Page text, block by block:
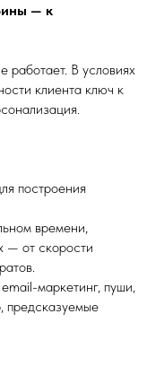
— к
работает. В условиях
клиента ключ к
построения
времени,
— от скорости
маркетинг, пуши,
предсказуемые